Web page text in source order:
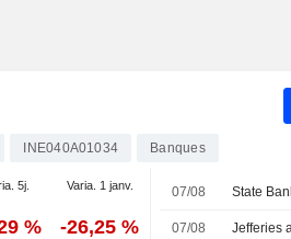
INE040A01034 Banques
5j. Varia. 1 janv.
% -26,25 %
07/08
07/08